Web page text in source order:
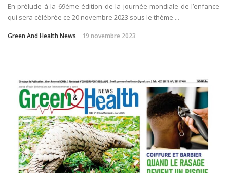
En prélude à la 69ème édition de la journée mondiale de l’enfance
qui sera célébrée ce 20 novembre 2023 sous le thème ...
Green And Health News 19 novembre 2023